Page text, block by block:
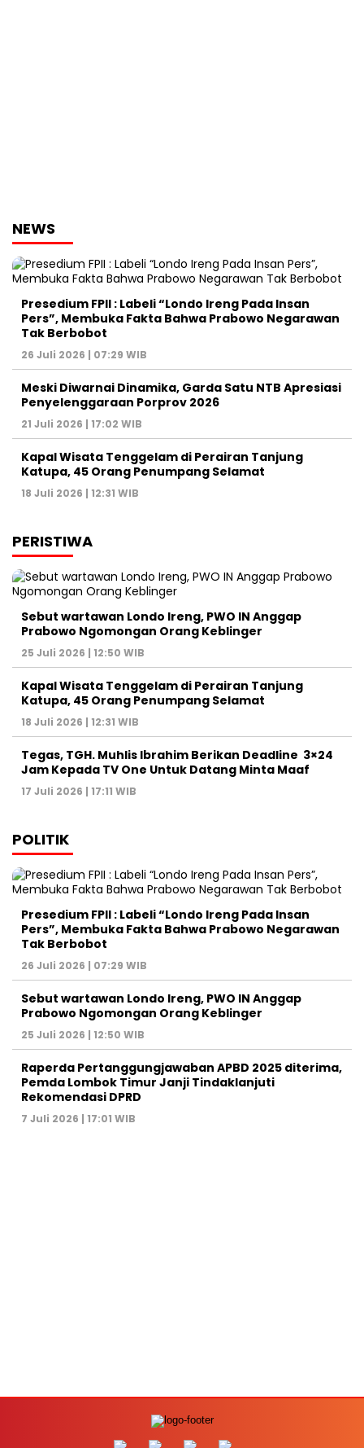
NEWS
Presedium FPII : Labeli “Londo Ireng Pada Insan
Pers”, Membuka Fakta Bahwa Prabowo Negarawan
Tak Berbobot
26 Juli 2026 | 07:29 WIB
Meski Diwarnai Dinamika, Garda Satu NTB Apresiasi
Penyelenggaraan Porprov 2026 ‎
21 Juli 2026 | 17:02 WIB
Kapal Wisata Tenggelam di Perairan Tanjung
Katupa, 45 Orang Penumpang Selamat
18 Juli 2026 | 12:31 WIB
PERISTIWA
Sebut wartawan Londo Ireng, PWO IN Anggap
Prabowo Ngomongan Orang Keblinger
25 Juli 2026 | 12:50 WIB
Kapal Wisata Tenggelam di Perairan Tanjung
Katupa, 45 Orang Penumpang Selamat
18 Juli 2026 | 12:31 WIB
Tegas, TGH. Muhlis Ibrahim Berikan Deadline 3×24
Jam Kepada TV One Untuk Datang Minta Maaf
17 Juli 2026 | 17:11 WIB
POLITIK
Presedium FPII : Labeli “Londo Ireng Pada Insan
Pers”, Membuka Fakta Bahwa Prabowo Negarawan
Tak Berbobot
26 Juli 2026 | 07:29 WIB
Sebut wartawan Londo Ireng, PWO IN Anggap
Prabowo Ngomongan Orang Keblinger
25 Juli 2026 | 12:50 WIB
Raperda Pertanggungjawaban APBD 2025 diterima,
Pemda Lombok Timur Janji Tindaklanjuti
Rekomendasi DPRD
7 Juli 2026 | 17:01 WIB